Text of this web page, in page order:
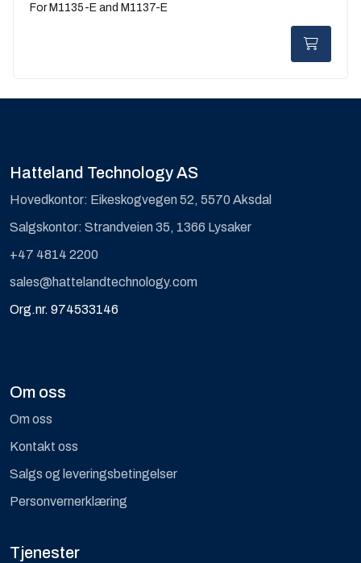
For M1135-E and M1137-E
Hatteland Technology AS
Hovedkontor: Eikeskogvegen 52, 5570 Aksdal
Salgskontor: Strandveien 35, 1366 Lysaker
+47 4814 2200
sales@hattelandtechnology.com
Org.nr. 974533146
Om oss
Om oss
Kontakt oss
Salgs og leveringsbetingelser
Personvernerklæring
Tjenester